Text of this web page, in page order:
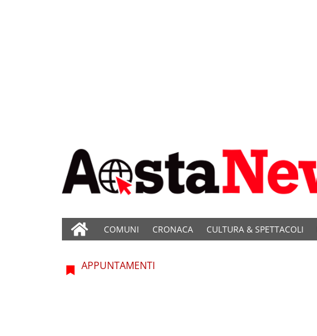
COMUNI CRONACA CULTURA & SPETTACOLI
APPUNTAMENTI